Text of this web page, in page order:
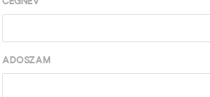
Adószám